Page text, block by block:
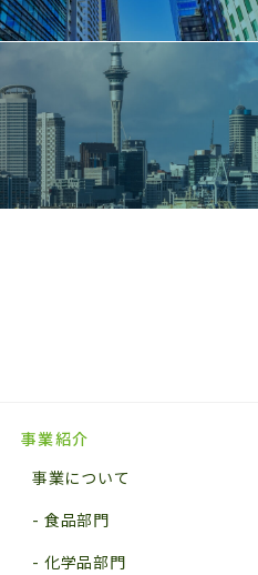
事業紹介
事業について
食品部門
化学品部門